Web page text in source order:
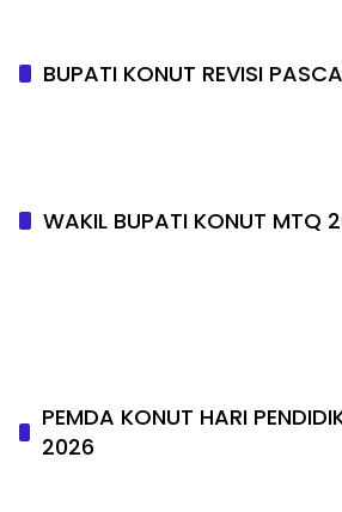
BUPATI KONUT REVISI
WAKIL BUPATI KONUT MTQ
PEMDA KONUT HARI
2026